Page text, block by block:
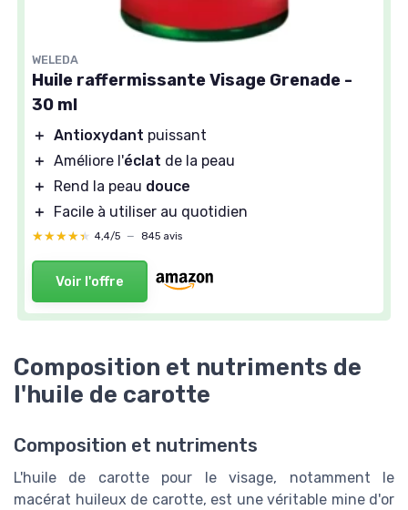
WELEDA
Huile raffermissante Visage Grenade -
30 ml
＋ Antioxydant puissant
＋ Améliore l'éclat de la peau
＋
Rend la peau douce
＋
Facile à utiliser au quotidien
★★★★★
★★★★★ 4,4/5 — 845 avis
Voir l'offre
Composition et nutriments de
l'huile de carotte
Composition et nutriments
L'huile de carotte pour le visage, notamment le
macérat huileux de carotte, est une véritable mine d'or